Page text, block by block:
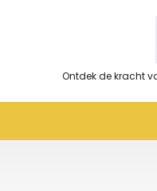
Ontdek de kracht